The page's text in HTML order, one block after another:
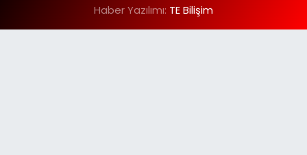
Haber Yazılımı: TE Bilişim